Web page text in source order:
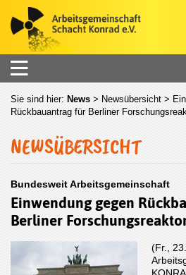
Sie sind hier: News > Newsübersicht >
Rückbauantrag für Berliner
NEWSÜBERSICHT
Bundesweit Arbeitsgemeinschaft
Einwendung gegen
Berliner
(Fr.,